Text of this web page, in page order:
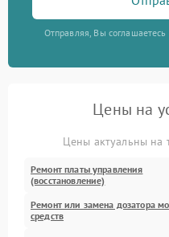
Отправляя, Вы
Цены на
Цены актуальны на
Ремонт платы управления
(восстановление)
Ремонт или замена дозатора
средств